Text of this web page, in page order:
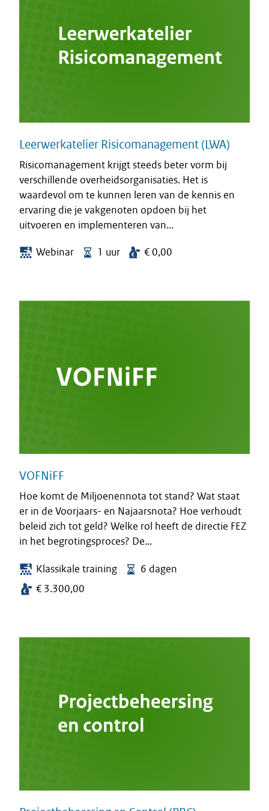
Leerwerkatelier Risicomanagement (LWA)
Risicomanagement krijgt steeds beter vorm bij
verschillende overheidsorganisaties. Het is
waardevol om te kunnen leren van de kennis en
ervaring die je vakgenoten opdoen bij het
uitvoeren en implementeren van...
Webinar 1 uur € 0,00
VOFNiFF
Hoe komt de Miljoenennota tot stand? Wat staat
er in de Voorjaars- en Najaarsnota? Hoe verhoudt
beleid zich tot geld? Welke rol heeft de directie FEZ
in het begrotingsproces? De...
Klassikale training
6 dagen
€ 3.300,00